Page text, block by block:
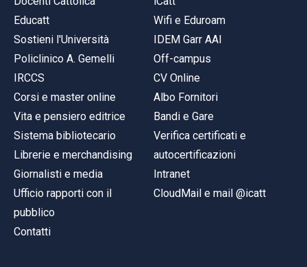
Educatt
Sostieni l'Università
Policlinico A. Gemelli
IRCCS
Corsi e master online
Vita e pensiero editrice
Sistema bibliotecario
Librerie e merchandising
Giornalisti e media
Ufficio rapporti con il
pubblico
Contatti
Wifi e Eduroam
IDEM Garr AAI
Off-campus
CV Online
Albo Fornitori
Bandi e Gare
Verifica certificati e
autocertificazioni
Intranet
CloudMail e mail @icatt